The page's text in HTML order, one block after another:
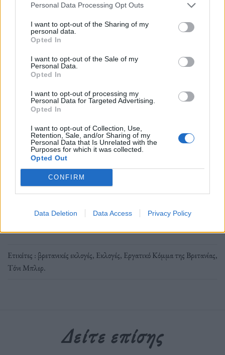
Personal Data Processing Opt Outs
I want to opt-out of the Sharing of my
personal data.
Opted In
I want to opt-out of the Sale of my
Personal Data.
Opted In
I want to opt-out of processing my
Personal Data for Targeted Advertising.
Opted In
I want to opt-out of Collection, Use,
Retention, Sale, and/or Sharing of my
Personal Data that Is Unrelated with the
Purposes for which it was collected.
Opted Out
CONFIRM
Data Deletion Data Access Privacy Policy
Ακολουθήστε το OLAFAQ
στο Google News
Newsroom
Ετικέτες : βρετανικές εκλογές, Εκλογές, Εργατικό Κόμμα της Βρετανίας,
Τόνι Μπλερ.
Δείτε επίσης